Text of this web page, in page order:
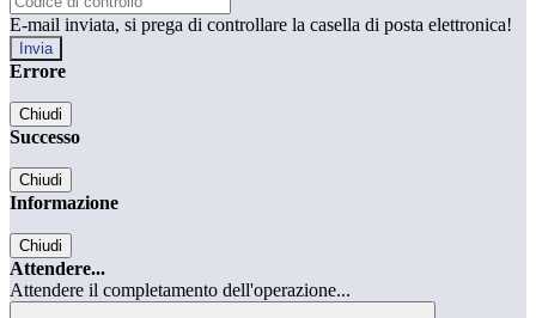
E-mail inviata, si prega di controllare la casella di posta elettronica!
Errore
Chiudi
Successo
Chiudi
Informazione
Chiudi
Attendere...
Attendere il completamento dell'operazione...